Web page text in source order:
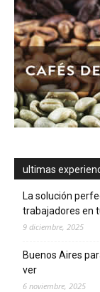
ultimas
La solución
trabajadores en
9 diciembre, 2025
Buenos Aires
ver
6 noviembre, 2025